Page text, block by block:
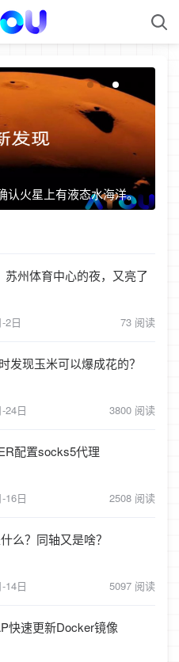
认火星上有液态水海洋。
苏州体育中心的夜，又亮了
2日 73 阅读
发现玉米可以爆成花的？
24日 3800 阅读
配置socks5代理
16日 2508 阅读
么？同轴又是啥？
14日 5097 阅读
快速更新Docker镜像